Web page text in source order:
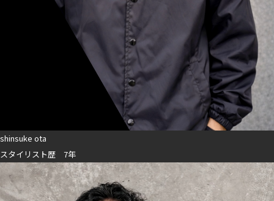
shinsuke ota
スタイリスト歴 7年